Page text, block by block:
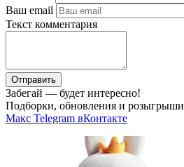
Ваш email
Текст комментария
Отправить
Забегай — будет интересно!
Подборки, обновления и розыгрыши
Макс Telegram вКонтакте